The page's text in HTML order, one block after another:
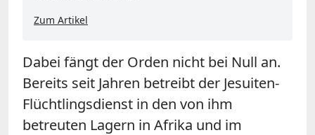
Zum Artikel
Dabei fängt der Orden nicht bei Null an.
Bereits seit Jahren betreibt der Jesuiten-
Flüchtlingsdienst in den von ihm
betreuten Lagern in Afrika und im